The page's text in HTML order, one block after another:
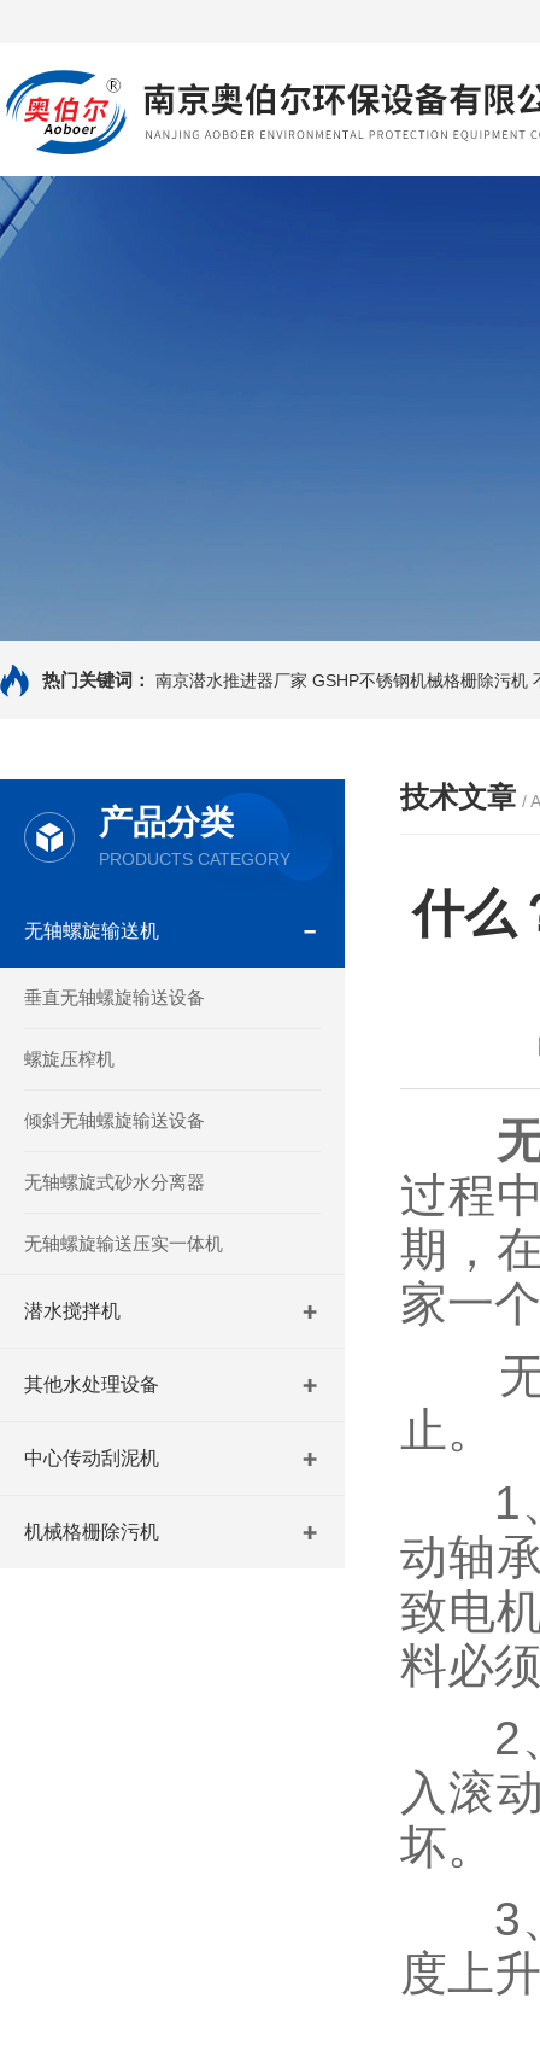
热门关键词： 南京潜水推进器厂家 GSHP不锈钢机械格栅除污机
产品分类
PRODUCTS CATEGORY
无轴螺旋输送机
垂直无轴螺旋输送设备
螺旋压榨机
倾斜无轴螺旋输送设备
无轴螺旋式砂水分离器
无轴螺旋输送压实一体机
潜水搅拌机
其他水处理设备
中心传动刮泥机
机械格栅除污机
技术文章 /
什么
过程
期，
家一
无
止。
1、
动轴
致电
料必
2、
入滚
坏。
3、
度上